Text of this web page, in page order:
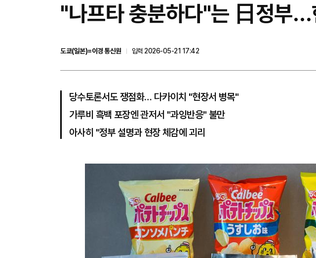
"나프타 충분하다"는 日정부…
도쿄(일본)=이경 통신원
입력 2026-05-21 17:42
당수토론서도 쟁점화… 다카이치 "현장서 병목"
가루비 흑백 포장엔 관저서 "과잉반응" 불만
아사히 "정부 설명과 현장 체감에 괴리